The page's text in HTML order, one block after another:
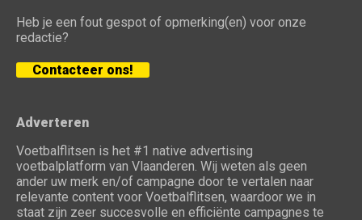
Heb je een fout gespot of opmerking(en) voor onze
redactie?
Contacteer ons!
Adverteren
Voetbalflitsen is het #1 native advertising
voetbalplatform van Vlaanderen. Wij weten als geen
ander uw merk en/of campagne door te vertalen naar
relevante content voor Voetbalflitsen, waardoor we in
staat zijn zeer succesvolle en efficiënte campagnes te